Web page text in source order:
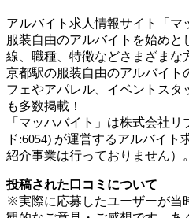
アルバイト求人情報サイト「
服装自由のアルバイトを始めと
線、職種、特徴などさまざまな
京都駅の服装自由のアルバイト
フェやアパレル、イベントス
も多数掲載！
「マッハバイト」は株式会社
ド:6054) が運営するアルバイ
紹介事業は行っておりません）。
投稿された口コミについて
※実際に応募したユーザーが当